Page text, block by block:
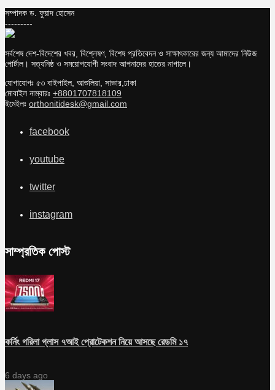
সম্পাদক ড. ফুয়াদ হোসেন
---------
সর্বশেষ দেশ-বিদেশের খবর, বিশ্লেষণ, বিশেষ প্রতিবেদন ও সাক্ষাৎকারের জন্য আমাদের নিউজ
পোর্টাল। সত্যনিষ্ঠ ও সময়োপযোগী সংবাদ আপনাদের হাতের নাগালে।
যোগাযোগঃ ৫৩ বাইপাইল, আশুলিয়া, সাভার,ঢাকা
মোবাইল নাম্বারঃ +8801707818109
ইমেইলঃ orthonitidesk@gmail.com
facebook
youtube
twitter
instagram
সাম্প্রতিক পোস্ট
কর্নিং গরিলা গ্লাস ৭আই প্রোটেকশন নিয়ে আসছে রেডমি ১৭
6 days ago